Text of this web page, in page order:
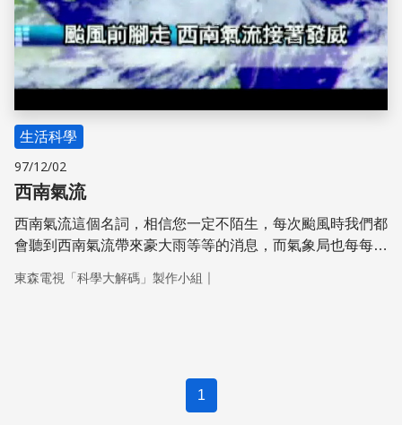
生活科學
97/12/02
西南氣流
西南氣流這個名詞，相信您一定不陌生，每次颱風時我們都
會聽到西南氣流帶來豪大雨等等的消息，而氣象局也每每因
氣象局的錯，因為對於西南氣流，我們了解的還太少。為了
東森電視「科學大解碼」製作小組 ｜
1